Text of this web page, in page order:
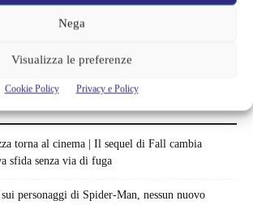
Nega
Visualizza le preferenze
Cookie Policy Privacy e Policy
torna al cinema | Il sequel di Fall cambia
sfida senza via di fuga
personaggi di Spider-Man, nessun nuovo